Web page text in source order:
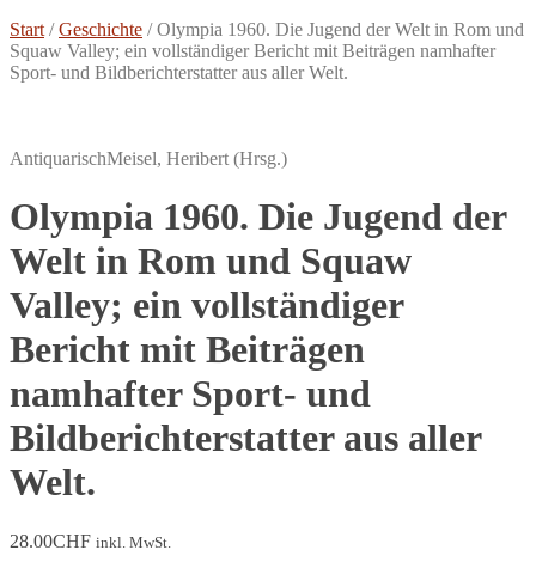
Start /Geschichte /Olympia 1960. Die Jugend der Welt in Rom und
Squaw Valley; ein vollständiger Bericht mit Beiträgen namhafter
Sport- und Bildberichterstatter aus aller Welt.
AntiquarischMeisel, Heribert (Hrsg.)
Olympia 1960. Die Jugend der
Welt in Rom und Squaw
Valley; ein vollständiger
Bericht mit Beiträgen
namhafter Sport- und
Bildberichterstatter aus aller
Welt.
28.00CHF inkl. MwSt.